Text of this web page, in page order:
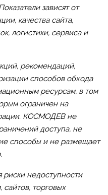
зависят от
качества сайта,
логистики, сервиса и
рекомендаций,
способов обхода
ресурсам, в том
ограничен на
КОСМОДЕВ не
доступа, не
способы и не размещает
недоступности
торговых